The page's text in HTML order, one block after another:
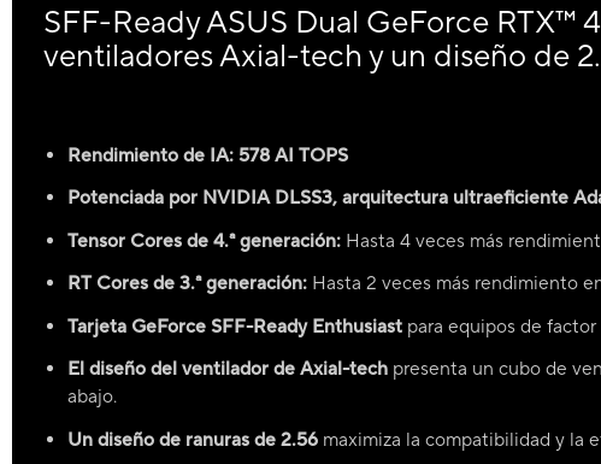
SFF-Ready ASUS Dual GeForce
ventiladores Axial-tech y un diseño de
Rendimiento de IA: 578 AI TOPS
Potenciada por NVIDIA DLSS3, arquitectura ultraeficiente
Tensor Cores de 4.ª generación: Hasta 4 veces más
RT Cores de 3.ª generación: Hasta 2 veces más rendimiento
Tarjeta GeForce SFF-Ready Enthusiast para equipos de
El diseño del ventilador de Axial-tech presenta un cubo de
abajo.
Un diseño de ranuras de 2.56 maximiza la compatibilidad y la